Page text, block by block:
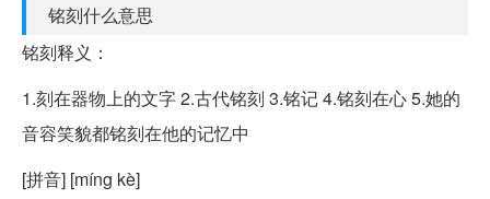
铭刻什么意思
铭刻释义：
1.刻在器物上的文字 2.古代铭刻 3.铭记 4.铭刻在心 5.她的
音容笑貌都铭刻在他的记忆中
[拼音] [míng kè]